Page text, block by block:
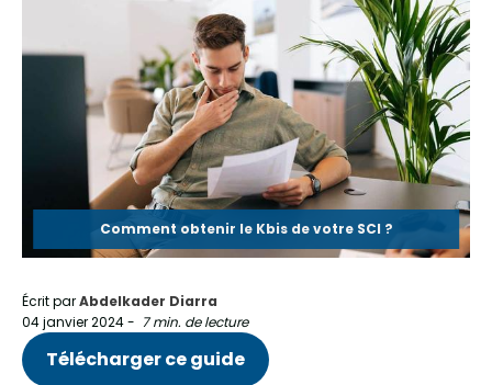
Comment obtenir le Kbis de votre SCI ?
Écrit parAbdelkader Diarra
04 janvier 2024- 7 min. de lecture
Télécharger ce guide